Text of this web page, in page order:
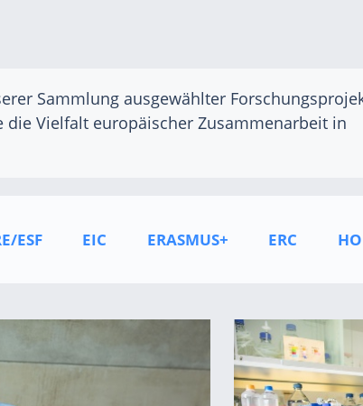
Sammlung ausgewählter
die Vielfalt europäischer Zusammenarbeit in
ESF EIC ERASMUS+ ERC